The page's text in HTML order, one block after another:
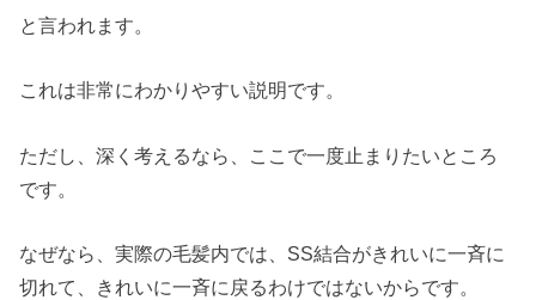
と言われます。
これは非常にわかりやすい説明です。
ただし、深く考えるなら、ここで一度止まりたいところ
です。
なぜなら、実際の毛髪内では、SS結合がきれいに一斉に
切れて、きれいに一斉に戻るわけではないからです。